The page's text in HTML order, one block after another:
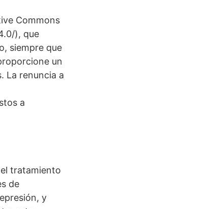
Commons
), que
siempre que
un
La renuncia a
a
tratamiento
de
y